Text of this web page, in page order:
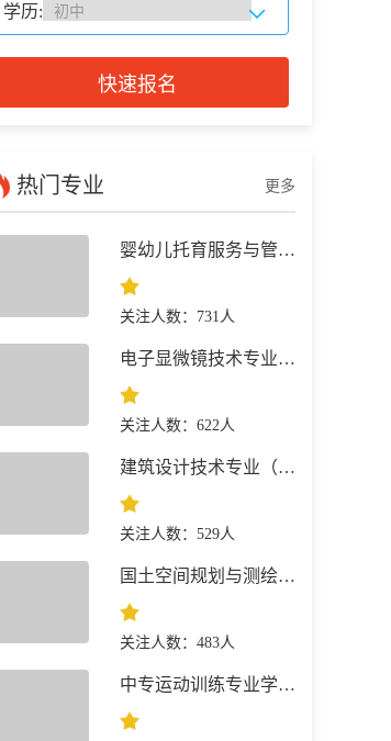
学历:
快速报名
热门专业 更多
婴幼儿托育服务与管理专业 就业前景
关注人数：731人
电子显微镜技术专业 就业前景
关注人数：622人
建筑设计技术专业（建筑+景观园林）简介
关注人数：529人
国土空间规划与测绘专业 就业前景
关注人数：483人
中专运动训练专业学什么